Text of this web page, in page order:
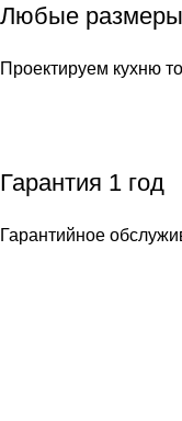
Любые размеры
Проектируем кухню
Гарантия 1 год
Гарантийное